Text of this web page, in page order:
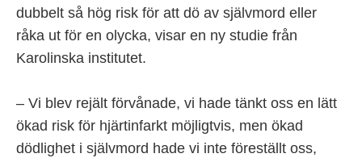
dubbelt så hög risk för att dö av självmord eller
råka ut för en olycka, visar en ny studie från
Karolinska institutet.
– Vi blev rejält förvånade, vi hade tänkt oss en lätt
ökad risk för hjärtinfarkt möjligtvis, men ökad
dödlighet i självmord hade vi inte föreställt oss,